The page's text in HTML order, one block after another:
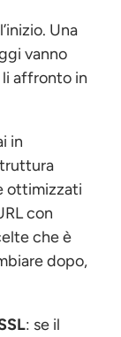
Una
vanno
affronto in
in
ottimizzati
con
che è
dopo,
: se il